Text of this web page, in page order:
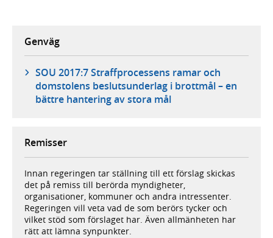
Genväg
SOU 2017:7 Straffprocessens ramar och
domstolens beslutsunderlag i brottmål – en
bättre hantering av stora mål
Remisser
Innan regeringen tar ställning till ett förslag skickas
det på remiss till berörda myndigheter,
organisationer, kommuner och andra intressenter.
Regeringen vill veta vad de som berörs tycker och
vilket stöd som förslaget har. Även allmänheten har
rätt att lämna synpunkter.